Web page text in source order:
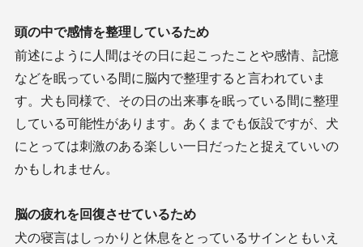
頭の中で感情を整理しているため
前述にように人間はその日に起こったことや感情、記憶
などを眠っている間に脳内で整理すると言われていま
す。犬も同様で、その日の出来事を眠っている間に整理
している可能性があります。あくまでも仮設ですが、犬
にとっては刺激のある楽しい一日だったと捉えていいの
かもしれません。
脳の疲れを回復させているため
犬の寝言はしっかりと休息をとっているサインともいえ